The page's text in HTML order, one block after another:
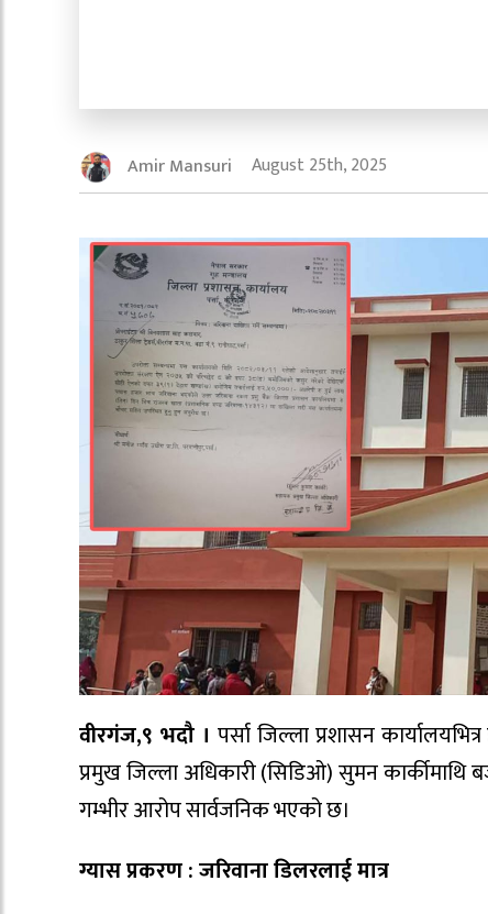
Amir Mansuri August 25th, 2025
वीरगंज,९ भदौ ।पर्सा जिल्ला प्रशासन
प्रमुख जिल्ला अधिकारी (सिडिओ) सुमन
गम्भीर आरोप सार्वजनिक भएको छ।
ग्यास प्रकरण : जरिवाना डिलरलाई मात्र